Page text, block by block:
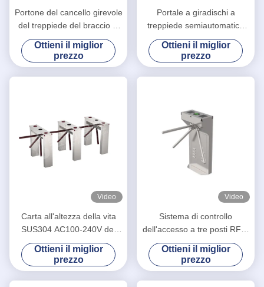
Portone del cancello girevole
del treppiede del braccio di
RFID tre, cancello girevole
verticale del treppiede per la
scuola
Ottieni il miglior
prezzo
Portale a giradischi a
treppiede semiautomatico
integrato con sistema di
controllo di accesso di
sicurezza
Ottieni il miglior
prezzo
Video
Carta all'altezza della vita
SUS304 AC100-240V del
controllo di accesso RFID IC
del portone del cancello
girevole di sicurezza
Ottieni il miglior
prezzo
Video
Sistema di controllo
dell'accesso a tre posti RFID
semiautomatico a tre bracci
Ottieni il miglior
prezzo